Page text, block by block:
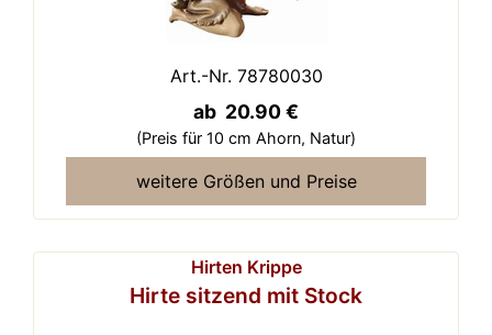
Art.-Nr. 78780030
ab 20.90 €
(Preis für 10 cm Ahorn, Natur)
weitere Größen und Preise
Hirten Krippe
Hirte sitzend mit Stock